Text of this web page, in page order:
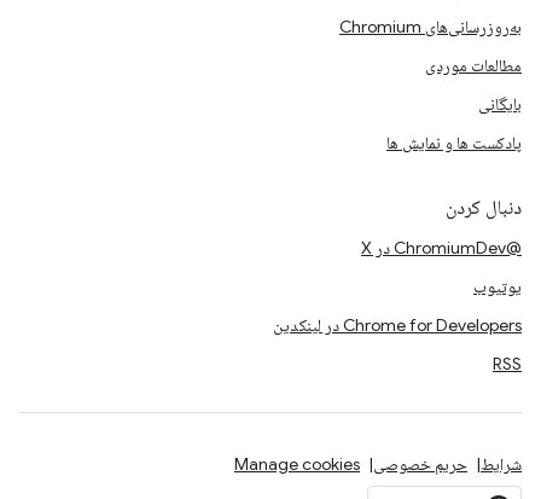
به‌روزرسانی‌های Chromium
مطالعات موردی
بایگانی
پادکست ها و نمایش ها
دنبال کردن
@ChromiumDev در X
یوتیوب
Chrome for Developers در لینکدین
RSS
شرایط حریم خصوصی Manage cookies